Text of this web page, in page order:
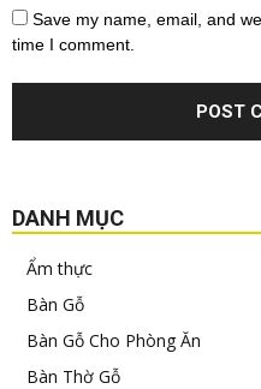
Save my name, email, and
time I comment.
DANH MỤC
Ẩm thực
Bàn Gỗ
Bàn Gỗ Cho Phòng Ăn
Bàn Thờ Gỗ